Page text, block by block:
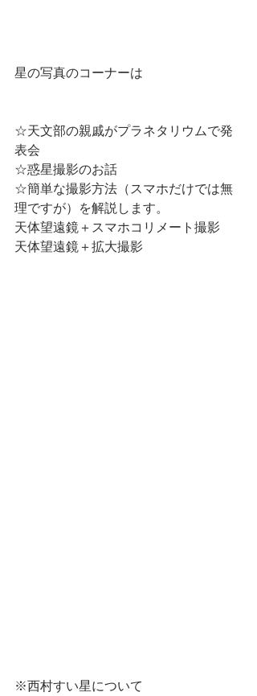
星の写真のコーナーは
☆天文部の親戚がプラネタリウムで発
表会
☆惑星撮影のお話
☆簡単な撮影方法（スマホだけでは無
理ですが）を解説します。
天体望遠鏡＋スマホコリメート撮影
天体望遠鏡＋拡大撮影
※西村すい星について